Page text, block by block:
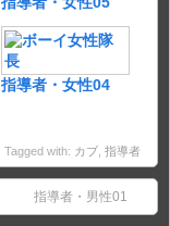
指導者・女性04
Tagged with: カブ 指導者
指導者・男性01